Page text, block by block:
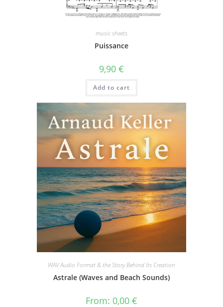
music sheets
Puissance
9,90 €
Add to cart
WAV Audio Format & the Story Behind Its Creation
Astrale (Waves and Beach Sounds)
From: 0,00 €